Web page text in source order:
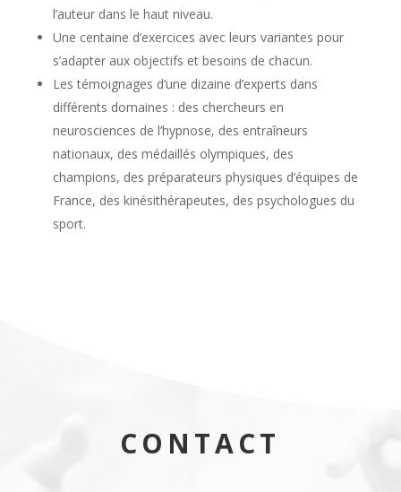
l’auteur dans le haut niveau.
Une centaine d’exercices avec leurs variantes pour
s’adapter aux objectifs et besoins de chacun.
Les témoignages d’une dizaine d’experts dans
différents domaines : des chercheurs en
neurosciences de l’hypnose, des entraîneurs
nationaux, des médaillés olympiques, des
champions, des préparateurs physiques d’équipes de
France, des kinésithérapeutes, des psychologues du
sport.
CONTACT